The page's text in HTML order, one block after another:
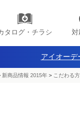
タログ・チラシ 対
アイオーデ
新商品情報 2015年 > こだわる